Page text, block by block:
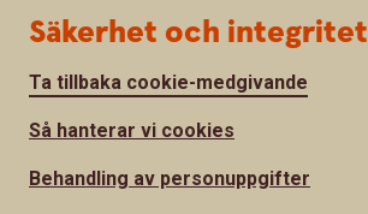
Säkerhet och integritet
Ta tillbaka cookie-medgivande
Så hanterar vi cookies
Behandling av personuppgifter